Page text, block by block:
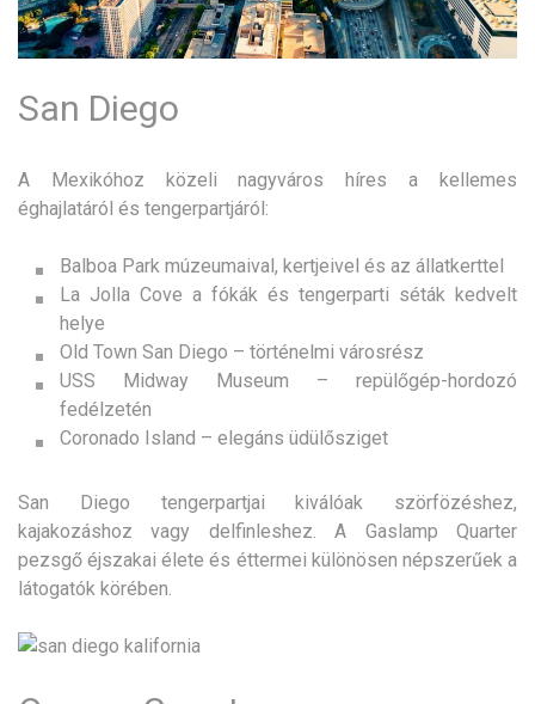
San Diego
A Mexikóhoz közeli nagyváros híres a kellemes
éghajlatáról és tengerpartjáról:
Balboa Park múzeumaival, kertjeivel és az állatkerttel
La Jolla Cove a fókák és tengerparti séták kedvelt
helye
Old Town San Diego – történelmi városrész
USS Midway Museum – repülőgép-hordozó
fedélzetén
Coronado Island – elegáns üdülősziget
San Diego tengerpartjai kiválóak szörfözéshez,
kajakozáshoz vagy delfinleshez. A Gaslamp Quarter
pezsgő éjszakai élete és éttermei különösen népszerűek a
látogatók körében.